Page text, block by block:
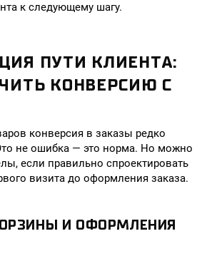
к следующему шагу.
ПУТИ КЛИЕНТА:
КОНВЕРСИЮ С
конверсия в заказы редко
не ошибка — это норма. Но можно
если правильно спроектировать
визита до оформления заказа.
И ОФОРМЛЕНИЯ